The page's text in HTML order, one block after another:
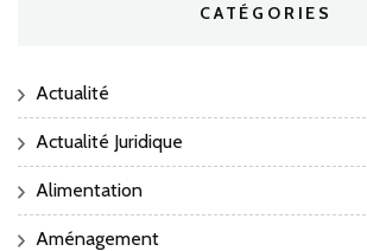
CATÉGORIES
Actualité
Actualité Juridique
Alimentation
Aménagement